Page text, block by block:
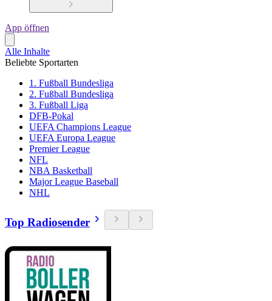
App öffnen
Alle Inhalte
Beliebte Sportarten
1. Fußball Bundesliga
2. Fußball Bundesliga
3. Fußball Liga
DFB-Pokal
UEFA Champions League
UEFA Europa League
Premier League
NFL
NBA Basketball
Major League Baseball
NHL
Top Radiosender